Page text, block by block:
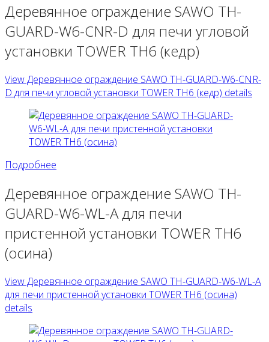
Деревянное ограждение SAWO TH-
GUARD-W6-CNR-D для печи угловой
установки TOWER TH6 (кедр)
View Деревянное ограждение SAWO TH-GUARD-W6-CNR-
D для печи угловой установки TOWER TH6 (кедр) details
Подробнее
Деревянное ограждение SAWO TH-
GUARD-W6-WL-A для печи
пристенной установки TOWER TH6
(осина)
View Деревянное ограждение SAWO TH-GUARD-W6-WL-A
для печи пристенной установки TOWER TH6 (осина)
details